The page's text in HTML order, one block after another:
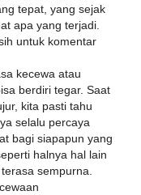
tepat, yang sejak
apa yang terjadi.
untuk komentar
kecewa atau
berdiri tegar. Saat
kita pasti tahu
selalu percaya
bagi siapapun yang
halnya hal lain
sempurna.